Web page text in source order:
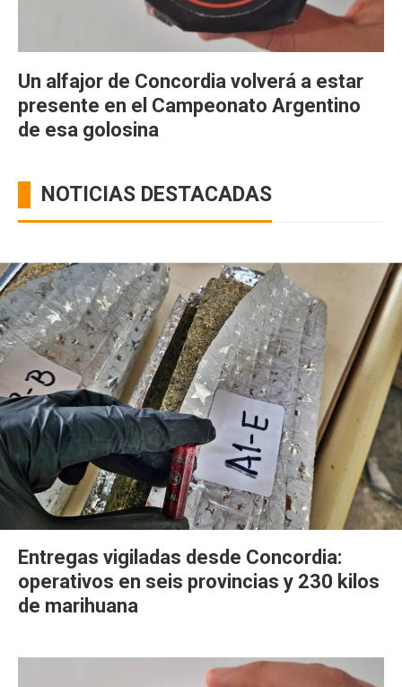
Un alfajor de Concordia volverá a estar
presente en el Campeonato Argentino
de esa golosina
NOTICIAS DESTACADAS
Entregas vigiladas desde Concordia:
operativos en seis provincias y 230 kilos
de marihuana